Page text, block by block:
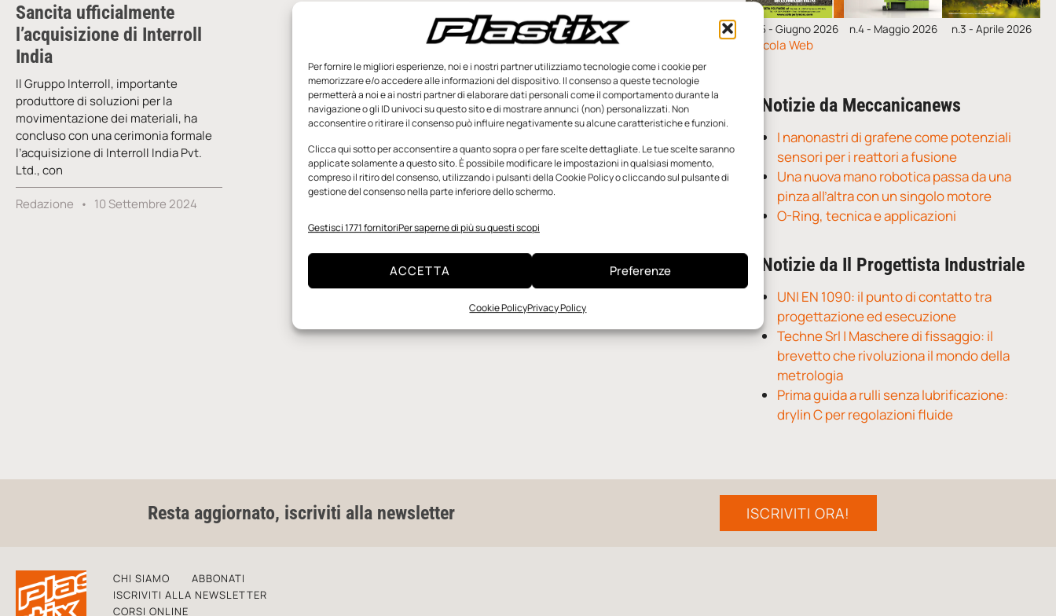
Per fornire le migliori esperienze, noi e i nostri partner utilizziamo tecnologie come i cookie per
memorizzare e/o accedere alle informazioni del dispositivo. Il consenso a queste tecnologie
permetterà a noi e ai nostri partner di elaborare dati personali come il comportamento durante la
navigazione o gli ID univoci su questo sito e di mostrare annunci (non) personalizzati. Non
acconsentire o ritirare il consenso può influire negativamente su alcune caratteristiche e funzioni.
Clicca qui sotto per acconsentire a quanto sopra o per fare scelte dettagliate. Le tue scelte saranno
applicate solamente a questo sito. È possibile modificare le impostazioni in qualsiasi momento,
compreso il ritiro del consenso, utilizzando i pulsanti della Cookie Policy o cliccando sul pulsante di
gestione del consenso nella parte inferiore dello schermo.
Gestisci 1771 fornitoriPer saperne di più su questi scopi
ACCETTA Preferenze
Cookie PolicyPrivacy Policy
Sancita ufficialmente
l’acquisizione di Interroll
India
Il Gruppo Interroll, importante
produttore di soluzioni per la
movimentazione dei materiali, ha
concluso con una cerimonia formale
l’acquisizione di Interroll India Pvt.
Ltd., con
Redazione 10 Settembre 2024
n.5 - Giugno 2026 n.4 - Maggio 2026 n.3 - Aprile 2026
Edicola Web
Notizie da Meccanicanews
I nanonastri di grafene come potenziali
sensori per i reattori a fusione
Una nuova mano robotica passa da una
pinza all’altra con un singolo motore
O-Ring, tecnica e applicazioni
Notizie da Il Progettista Industriale
UNI EN 1090: il punto di contatto tra
progettazione ed esecuzione
Techne Srl | Maschere di fissaggio: il
brevetto che rivoluziona il mondo della
metrologia
Prima guida a rulli senza lubrificazione:
drylin C per regolazioni fluide
Resta aggiornato, iscriviti alla newsletter ISCRIVITI ORA!
CHI SIAMO
ABBONATI
ISCRIVITI ALLA NEWSLETTER
CORSI ONLINE